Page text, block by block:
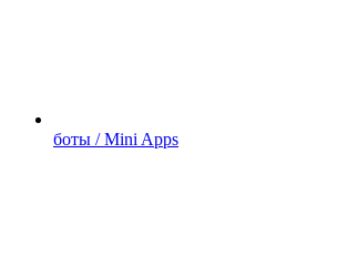
боты / Mini Apps